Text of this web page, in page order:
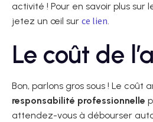
activité ! Pour en savoir plus sur
jetez un œil sur ce lien.
Le coût de
Bon, parlons gros sous ! Le coût
responsabilité professionnelle
attendez-vous à débourser